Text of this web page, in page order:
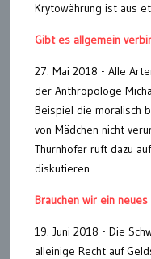
Krytowährung ist aus
Gibt es allgemein
27. Mai 2018 - Alle
der Anthropologe
Beispiel die moralisch
von Mädchen nicht
Thurnhofer ruft dazu
diskutieren.
Brauchen wir ein
19. Juni 2018 - Die
alleinige Recht auf